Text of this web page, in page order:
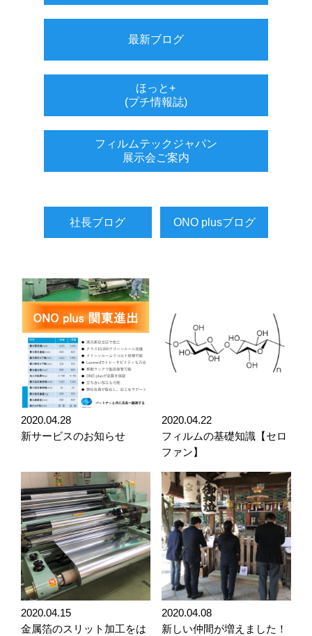
最新ブログ
ほっと+
(プチ情報誌)
フィルムテックジャパン
展示会ご案内
社長ブログ ONO plusブログ
2020.04.28
新サービスのお知らせ
2020.04.22
フィルムの基礎知識【セロ
ファン】
2020.04.15
金属箔のスリット加工をは
2020.04.08
新しい仲間が増えました！